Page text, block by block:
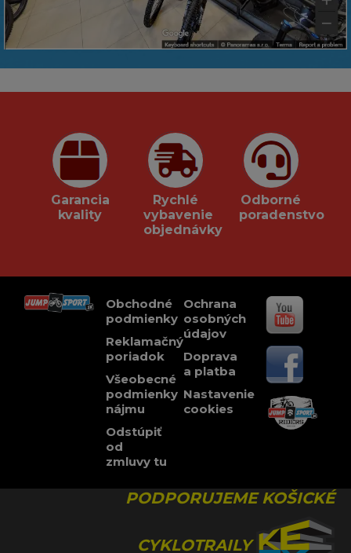
Garancia
kvality
Rychlé
vybavenie
objednávky
Odborné
poradenstvo
Obchodné
podmienky
Reklamačný
poriadok
Všeobecné
podmienky
nájmu
Odstúpiť
od
zmluvy tu
Ochrana
osobných
údajov
Doprava
a platba
Nastavenie
cookies
PODPORUJEME KOŠICKÉ
CYKLOTRAILY